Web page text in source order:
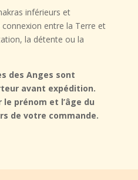
inférieurs et
connexion entre la Terre et
la détente ou la
des Anges sont
avant expédition.
le prénom et l’âge du
de votre commande.